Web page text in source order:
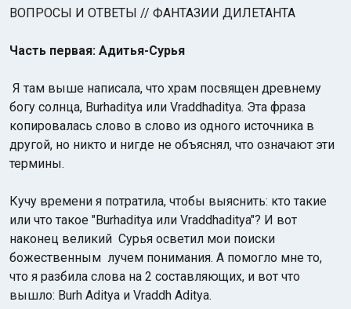
ВОПРОСЫ И ОТВЕТЫ // ФАНТАЗИИ ДИЛЕТАНТА
Часть первая: Адитья-Сурья
Я там выше написала, что храм посвящен древнему
богу солнца, Burhaditya или Vraddhaditya. Эта фраза
копировалась слово в слово из одного источника в
другой, но никто и нигде не объяснял, что означают эти
термины.
Кучу времени я потратила, чтобы выяснить: кто такие
или что такое "Burhaditya или Vraddhaditya"? И вот
наконец великий Сурья осветил мои поиски
божественным лучем понимания. А помогло мне то,
что я разбила слова на 2 составляющих, и вот что
вышло: Burh Aditya и Vraddh Aditya.